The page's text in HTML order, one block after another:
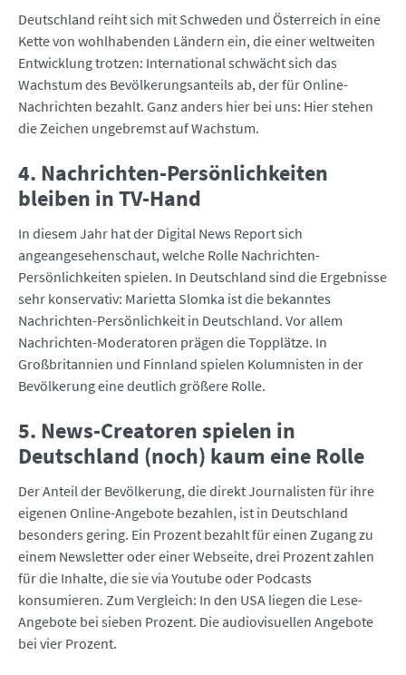
Deutschland reiht sich mit Schweden und Österreich in eine
Kette von wohlhabenden Ländern ein, die einer weltweiten
Entwicklung trotzen: International schwächt sich das
Wachstum des Bevölkerungsanteils ab, der für Online-
Nachrichten bezahlt. Ganz anders hier bei uns: Hier stehen
die Zeichen ungebremst auf Wachstum.
4. Nachrichten-Persönlichkeiten
bleiben in TV-Hand
In diesem Jahr hat der Digital News Report sich
angeangesehenschaut, welche Rolle Nachrichten-
Persönlichkeiten spielen. In Deutschland sind die Ergebnisse
sehr konservativ: Marietta Slomka ist die bekanntes
Nachrichten-Persönlichkeit in Deutschland. Vor allem
Nachrichten-Moderatoren prägen die Topplätze. In
Großbritannien und Finnland spielen Kolumnisten in der
Bevölkerung eine deutlich größere Rolle.
5. News-Creatoren spielen in
Deutschland (noch) kaum eine Rolle
Der Anteil der Bevölkerung, die direkt Journalisten für ihre
eigenen Online-Angebote bezahlen, ist in Deutschland
besonders gering. Ein Prozent bezahlt für einen Zugang zu
einem Newsletter oder einer Webseite, drei Prozent zahlen
für die Inhalte, die sie via Youtube oder Podcasts
konsumieren. Zum Vergleich: In den USA liegen die Lese-
Angebote bei sieben Prozent. Die audiovisuellen Angebote
bei vier Prozent.